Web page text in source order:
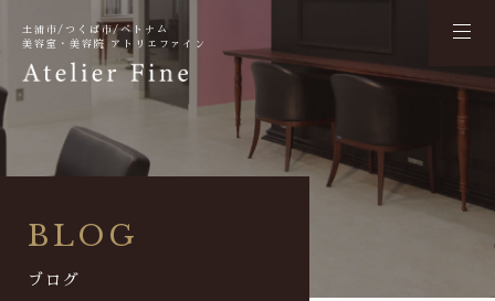
土浦市/つくば市/ベトナム
美容室・美容院 アトリエファイン
BLOG
ブログ